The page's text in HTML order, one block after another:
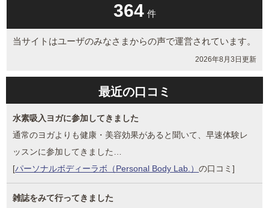
364 件
当サイトはユーザのみなさまからの声で運営されています。
2026年8月3日更新
最近の口コミ
水素吸入ヨガに参加してきました
通常のヨガよりも健康・美容効果があると聞いて、早速体験レ
ッスンに参加してきました…
[パーソナルボディーラボ（Personal Body Lab.）の口コミ]
雑誌をみて行ってきました